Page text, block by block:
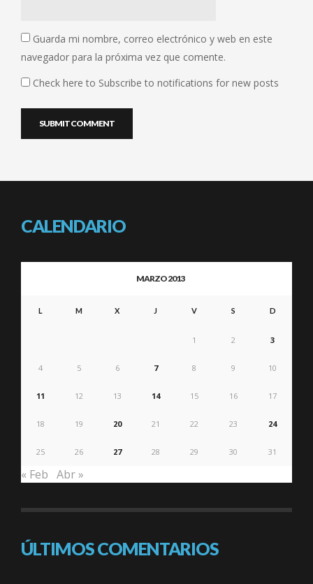
Guarda mi nombre, correo electrónico y web en este
navegador para la próxima vez que comente.
Check here to Subscribe to notifications for new posts
CALENDARIO
MARZO 2013
L M X J V S D
1 2 3
4 5 6 7 8 9 10
11 12 13 14 15 16 17
18 19 20 21 22 23 24
25 26 27 28 29 30 31
« Feb Abr »
ÚLTIMOS COMENTARIOS